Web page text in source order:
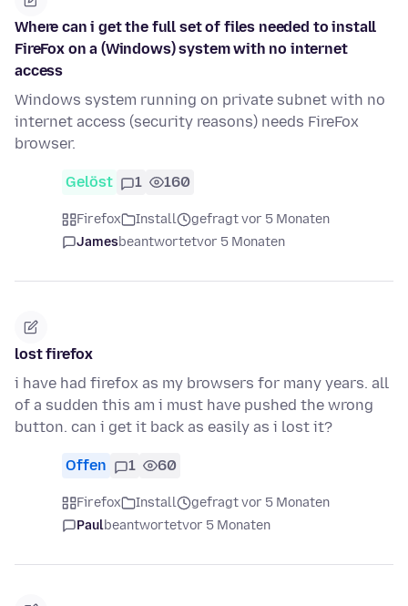
Where can i get the full set of files needed to install
FireFox on a (Windows) system with no internet
access
Windows system running on private subnet with no
internet access (security reasons) needs FireFox
browser.
Gelöst 1 160
Firefox Install
gefragt vor 5 Monaten
Jamesbeantwortetvor 5 Monaten
lost firefox
i have had firefox as my browsers for many years. all
of a sudden this am i must have pushed the wrong
button. can i get it back as easily as i lost it?
Offen 1 60
Firefox Install
gefragt vor 5 Monaten
Paulbeantwortetvor 5 Monaten